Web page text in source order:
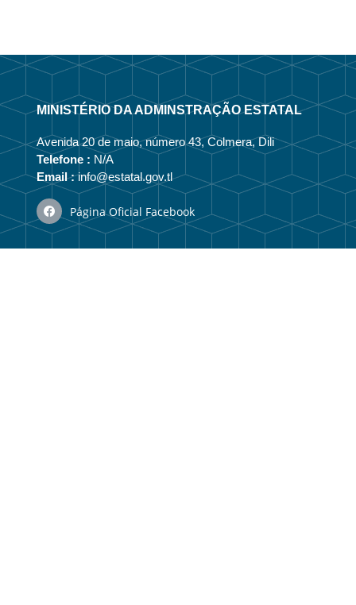
MINISTÉRIO DA ADMINSTRAÇÃO ESTATAL
Avenida 20 de maio, número 43, Colmera, Dili
Telefone : N/A
Email :info@estatal.gov.tl
Página Oficial Facebook